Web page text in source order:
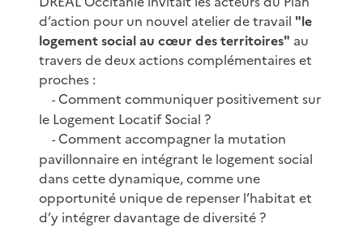
d’action pour un nouvel atelier de travail "le
logement social au cœur des territoires" au
travers de deux actions complémentaires et
proches :
-Comment communiquer positivement sur
le Logement Locatif Social ?
-Comment accompagner la mutation
pavillonnaire en intégrant le logement social
dans cette dynamique, comme une
opportunité unique de repenser l’habitat et
d’y intégrer davantage de diversité ?